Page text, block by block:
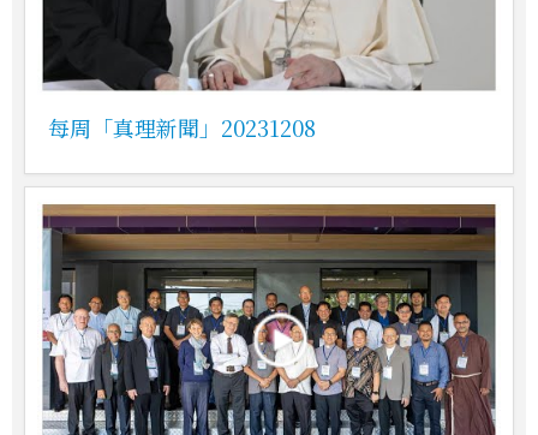
每周「真理新聞」20231208